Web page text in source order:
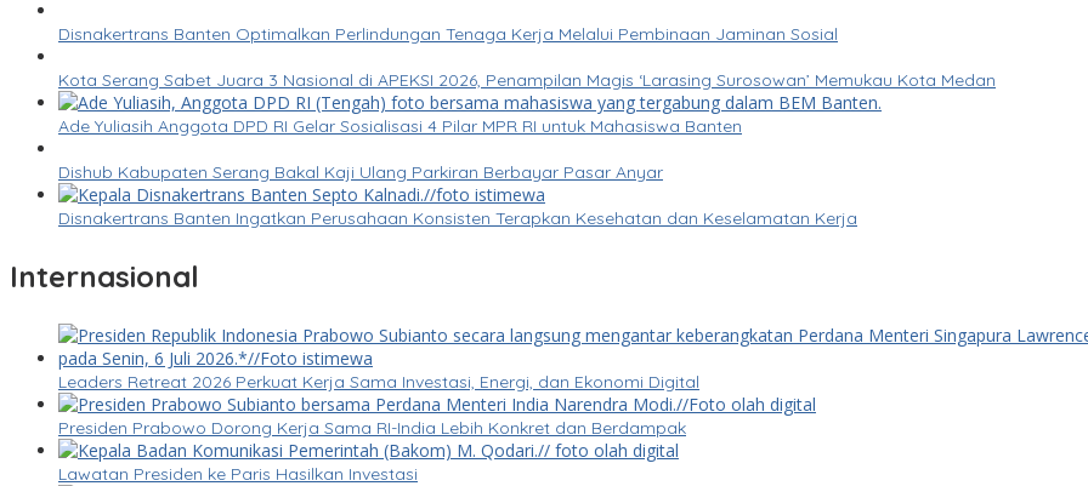
Disnakertrans Banten Optimalkan Perlindungan Tenaga Kerja Melalui Pembinaan Jaminan Sosial
Kota Serang Sabet Juara 3 Nasional di APEKSI 2026, Penampilan Magis ‘Larasing Surosowan’ Memukau Kota Medan
Ade Yuliasih Anggota DPD RI Gelar Sosialisasi 4 Pilar MPR RI untuk Mahasiswa Banten
Dishub Kabupaten Serang Bakal Kaji Ulang Parkiran Berbayar Pasar Anyar
Disnakertrans Banten Ingatkan Perusahaan Konsisten Terapkan Kesehatan dan Keselamatan Kerja
Internasional
Leaders Retreat 2026 Perkuat Kerja Sama Investasi, Energi, dan Ekonomi Digital
Presiden Prabowo Dorong Kerja Sama RI-India Lebih Konkret dan Berdampak
Lawatan Presiden ke Paris Hasilkan Investasi